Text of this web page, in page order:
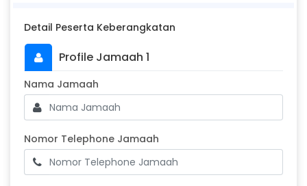
Detail Peserta Keberangkatan
Profile Jamaah 1
Nama Jamaah
Nomor Telephone Jamaah